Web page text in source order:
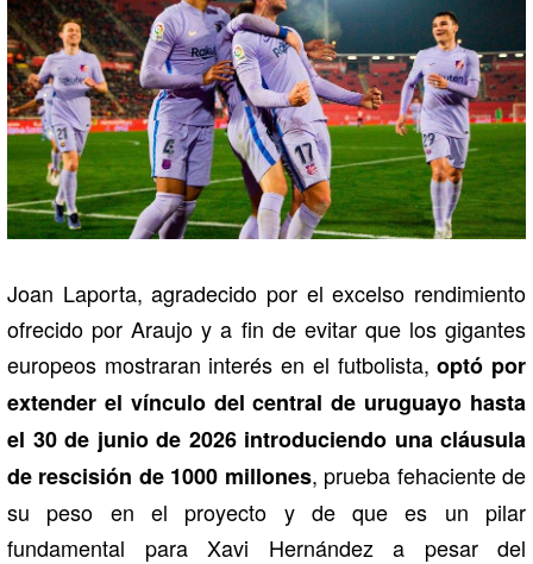
Joan Laporta, agradecido por el excelso rendimiento
ofrecido por Araujo y a fin de evitar que los gigantes
europeos mostraran interés en el futbolista,optó por
extender el vínculo del central de uruguayo hasta
el 30 de junio de 2026 introduciendo una cláusula
de rescisión de 1000 millones, prueba fehaciente de
su peso en el proyecto y de que es un pilar
fundamental para Xavi Hernández a pesar del